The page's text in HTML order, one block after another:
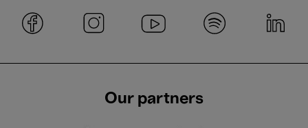
Our partners